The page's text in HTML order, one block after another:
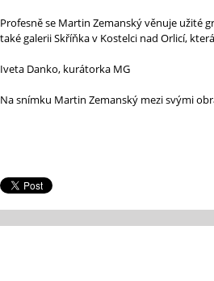
Profesně se Martin Zemanský věnuje užité
také galerii Skříňka v Kostelci nad Orlicí,
Iveta Danko, kurátorka MG
Na snímku Martin Zemanský mezi svými